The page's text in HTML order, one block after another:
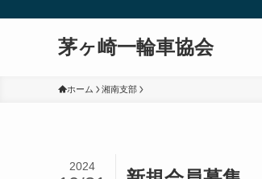
茅ヶ崎一輪車協会
ホーム 湘南支部
2024